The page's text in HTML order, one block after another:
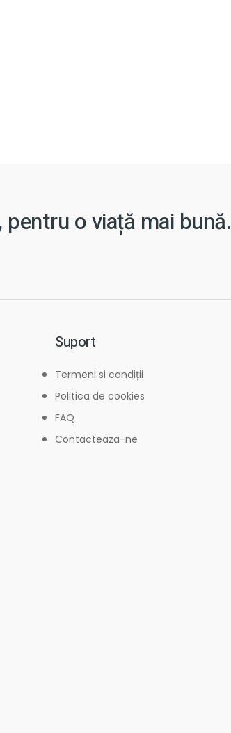
o viață mai bună.
Suport
Termeni si condiții
Politica de cookies
FAQ
Contacteaza-ne